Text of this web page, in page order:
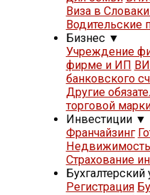
Виза в
Водительские
Бизнес ▼
Учреждение
фирме и ИП
банковского
Другие
торговой
Инвестиции ▼
Франчайзинг
Недвижимость
Страхование
Бухгалтерский
Регистрация